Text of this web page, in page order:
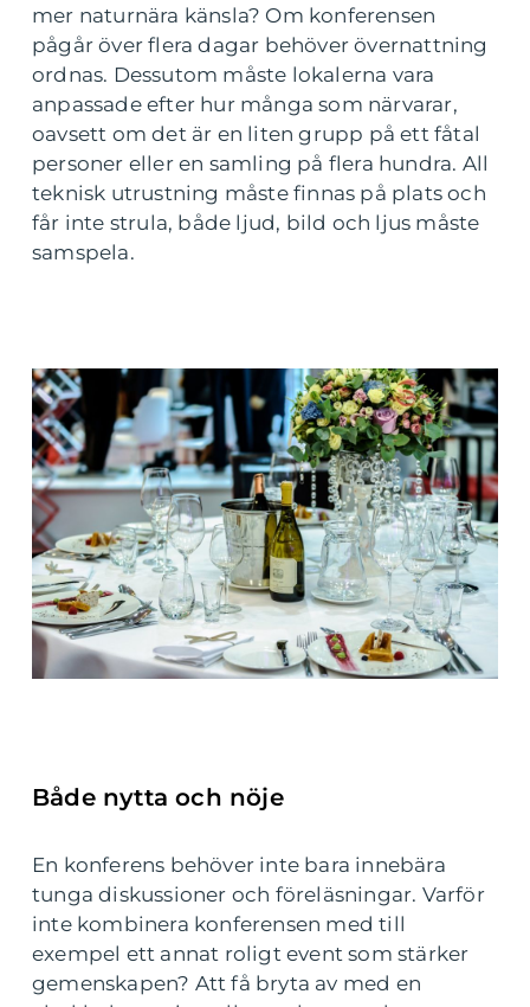
mer naturnära känsla? Om konferensen
pågår över flera dagar behöver övernattning
ordnas. Dessutom måste lokalerna vara
anpassade efter hur många som närvarar,
oavsett om det är en liten grupp på ett fåtal
personer eller en samling på flera hundra. All
teknisk utrustning måste finnas på plats och
får inte strula, både ljud, bild och ljus måste
samspela.
Både nytta och nöje
En konferens behöver inte bara innebära
tunga diskussioner och föreläsningar. Varför
inte kombinera konferensen med till
exempel ett annat roligt event som stärker
gemenskapen? Att få bryta av med en